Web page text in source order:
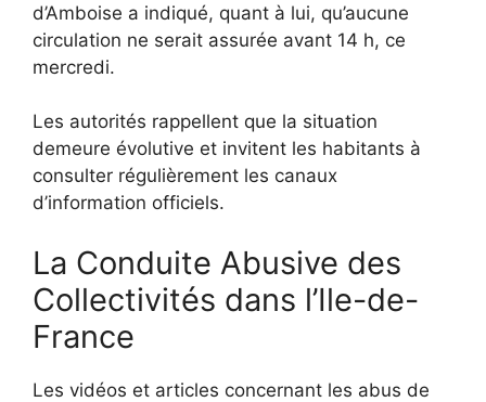
d’Amboise a indiqué, quant à lui, qu’aucune
circulation ne serait assurée avant 14 h, ce
mercredi.
Les autorités rappellent que la situation
demeure évolutive et invitent les habitants à
consulter régulièrement les canaux
d’information officiels.
La Conduite Abusive des
Collectivités dans l’Ile-de-
France
Les vidéos et articles concernant les abus de